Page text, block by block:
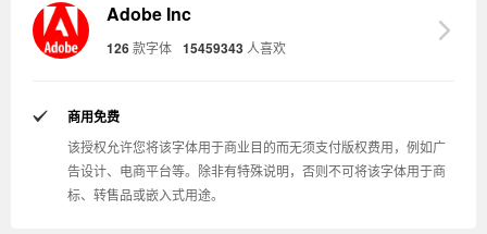
Adobe Inc
126款字体 15459343 人喜欢
商用免费
该授权允许您将该字体用于商业目的而无须支付版权费用，例如广
告设计、电商平台等。除非有特殊说明，否则不可将该字体用于商
标、转售品或嵌入式用途。